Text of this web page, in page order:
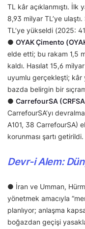
TL kâr açıklanmıştı. İlk
8,93 milyar TL’ye
TL’ye yükseldi (2025:
● OYAK Çimento
elde etti; bu rakam 1,5
kaldı. Hasılat 15,6
uyumlu gerçekleşti; kâr
bazda belirgin bir
● CarrefourSA
CarrefourSA’yı
A101, 38 CarrefourSA)
korunması şartı getirildi.
Devr-i Alem:
● İran ve Umman,
yönetmek amacıyla
planlıyor; anlaşma
boğazdan geçişi